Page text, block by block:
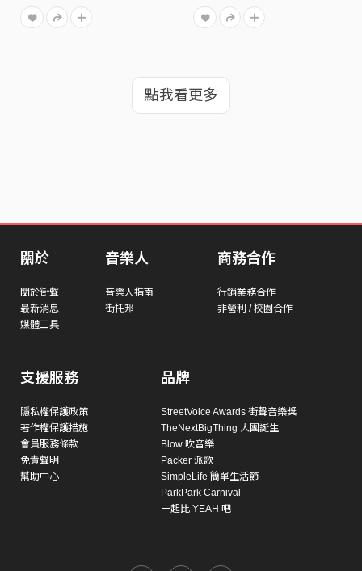
點我看更多
關於
關於街聲
最新消息
媒體工具
音樂人
音樂人指南
街托邦
商務合作
行銷業務合作
非營利 / 校園合作
支援服務
隱私權保護政策
著作權保護措施
會員服務條款
免責聲明
幫助中心
品牌
StreetVoice Awards 街聲音樂獎
TheNextBigThing 大團誕生
Blow 吹音樂
Packer 派歌
SimpleLife 簡單生活節
ParkPark Carnival
一起比 YEAH 吧